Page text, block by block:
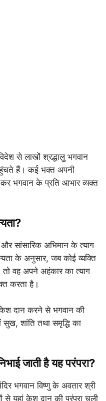
से लाखों श्रद्धालु भगवान
हैं। कई भक्त अपनी
कर भगवान के प्रति आभार व्यक्त
सांसारिक अभिमान के त्याग
के अनुसार, जब कोई व्यक्ति
वह अपने अहंकार का त्याग
करता है।
केश दान करने से भगवान की
सुख, शांति तथा समृद्धि का
जाती है यह परंपरा?
भगवान विष्णु के अवतार श्री
से यहां केश दान की परंपरा चली